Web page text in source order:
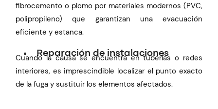
fibrocemento o plomo por materiales modernos (PVC,
polipropileno) que garantizan una evacuación
eficiente y estanca.
Reparación de instalaciones
Cuando la causa se encuentra en tuberías o redes
interiores, es imprescindible localizar el punto exacto
de la fuga y sustituir los elementos afectados.